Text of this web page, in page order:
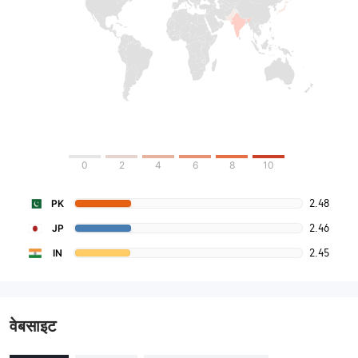
0 2 4 6 8 10
PK 2.48
JP 2.46
IN 2.45
वेबसाइट